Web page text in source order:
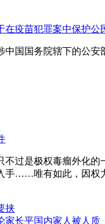
在疫苗犯罪案中保护公
中国国务院辖下的公
不过是极权毒瘤外化
手……唯有如此，因权
挟
长平国内家人被人质